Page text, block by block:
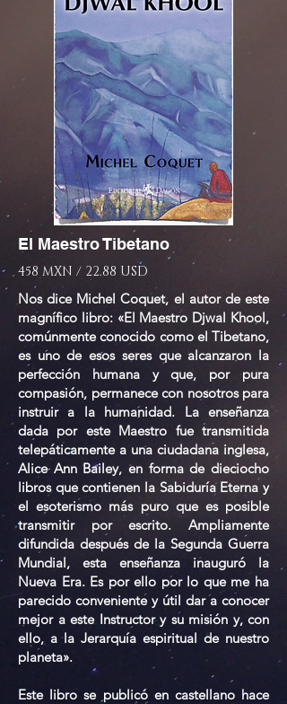
El Maestro Tibetano
458 MXN / 22.88 USD
Nos dice Michel Coquet, el autor de este
magnífico libro: «El Maestro Djwal Khool,
comúnmente conocido como el Tibetano,
es uno de esos seres que alcanzaron la
perfección humana y que, por pura
compasión, permanece con nosotros para
instruir a la humanidad. La enseñanza
dada por este Maestro fue transmitida
telepáticamente a una ciudadana inglesa,
Alice Ann Bailey, en forma de dieciocho
libros que contienen la Sabiduría Eterna y
el esoterismo más puro que es posible
transmitir por escrito. Ampliamente
difundida después de la Segunda Guerra
Mundial, esta enseñanza inauguró la
Nueva Era. Es por ello por lo que me ha
parecido conveniente y útil dar a conocer
mejor a este Instructor y su misión y, con
ello, a la Jerarquía espiritual de nuestro
planeta».
Este libro se publicó en castellano hace